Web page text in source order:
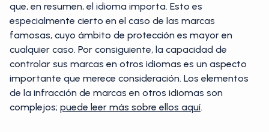
que, en resumen, el idioma importa. Esto es
especialmente cierto en el caso de las marcas
famosas, cuyo ámbito de protección es mayor en
cualquier caso. Por consiguiente, la capacidad de
controlar sus marcas en otros idiomas es un aspecto
importante que merece consideración. Los elementos
de la infracción de marcas en otros idiomas son
complejos; puede leer más sobre ellos aquí.